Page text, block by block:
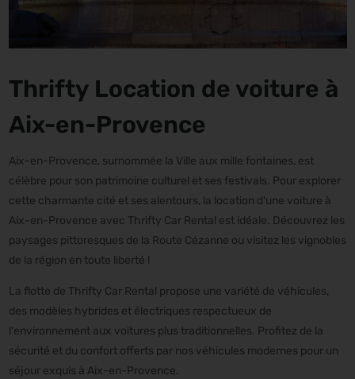
Thrifty Location de voiture à
Aix-en-Provence
Aix-en-Provence, surnommée la Ville aux mille fontaines, est
célèbre pour son patrimoine culturel et ses festivals. Pour explorer
cette charmante cité et ses alentours, la location d'une voiture à
Aix-en-Provence avec Thrifty Car Rental est idéale. Découvrez les
paysages pittoresques de la Route Cézanne ou visitez les vignobles
de la région en toute liberté !
La flotte de Thrifty Car Rental propose une variété de véhicules,
des modèles hybrides et électriques respectueux de
l'environnement aux voitures plus traditionnelles. Profitez de la
sécurité et du confort offerts par nos véhicules modernes pour un
séjour exquis à Aix-en-Provence.